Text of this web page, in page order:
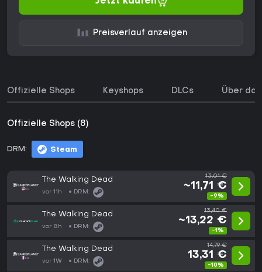
Preisverlauf anzeigen
Offizielle Shops Keyshops DLCs Über
Offizielle Shops (8)
DRM: Steam
The Walking Dead
vor 11h DRM:
13,01 €
~11,71 €
-9%
The Walking Dead
vor 8h DRM:
13,40 €
~13,22 €
-1%
The Walking Dead
vor 1W DRM:
14,79 €
13,31 €
-10%